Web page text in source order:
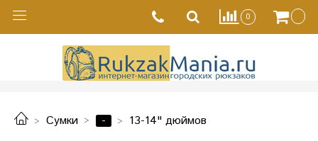
0
Сумки - 13-14" дюймов